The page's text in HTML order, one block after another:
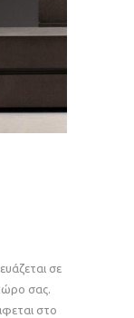
σε
σας.
στο